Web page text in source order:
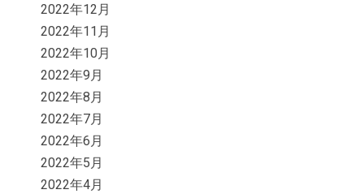
2022年12月
2022年11月
2022年10月
2022年9月
2022年8月
2022年7月
2022年6月
2022年5月
2022年4月